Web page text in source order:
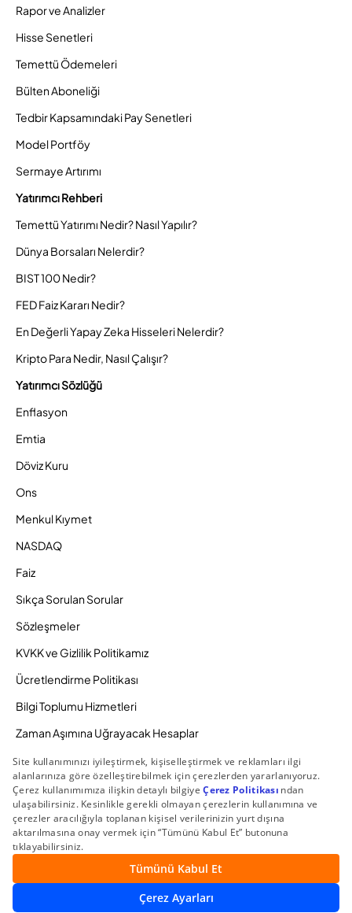
Rapor ve Analizler
Hisse Senetleri
Temettü Ödemeleri
Bülten Aboneliği
Tedbir Kapsamındaki Pay Senetleri
Model Portföy
Sermaye Artırımı
Yatırımcı Rehberi
Temettü Yatırımı Nedir? Nasıl Yapılır?
Dünya Borsaları Nelerdir?
BIST 100 Nedir?
FED Faiz Kararı Nedir?
En Değerli Yapay Zeka Hisseleri Nelerdir?
Kripto Para Nedir, Nasıl Çalışır?
Yatırımcı Sözlüğü
Enflasyon
Emtia
Döviz Kuru
Ons
Menkul Kıymet
NASDAQ
Faiz
Sıkça Sorulan Sorular
Sözleşmeler
KVKK ve Gizlilik Politikamız
Ücretlendirme Politikası
Bilgi Toplumu Hizmetleri
Zaman Aşımına Uğrayacak Hesaplar
Duyurular ve Kampanyalar
© 2026 Gedik Yatırım Menkul Değerler AŞ. Tüm Hakları